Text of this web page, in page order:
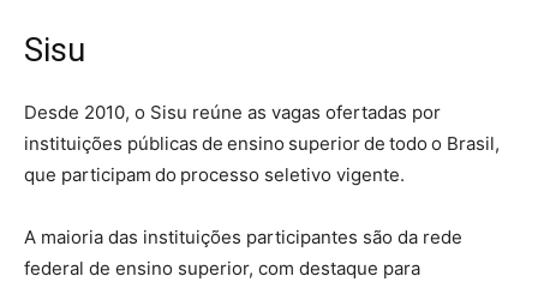
Sisu
Desde 2010, o Sisu reúne as vagas ofertadas por
instituições públicas de ensino superior de todo o Brasil,
que participam do processo seletivo vigente.
A maioria das instituições participantes são da rede
federal de ensino superior, com destaque para